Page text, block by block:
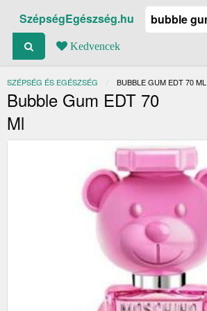
SzépségEgészség.hu
Kedvencek
SZÉPSÉG ÉS EGÉSZSÉG JELENLEGI:
BUBBLE GUM EDT 70 ML
Bubble Gum EDT 70
Ml